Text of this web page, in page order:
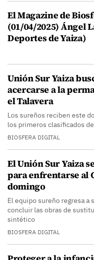
El Magazine de
(01/04/2025) Ángel
Deportes de Yaiza)
Unión Sur Yaiza
acercarse a la
el Talavera
Los sureños reciben este
los primeros clasificados
BIOSFERA DIGITAL
El Unión Sur Yaiza
para enfrentarse al
domingo
El equipo sureño regresa a
concluir las obras de
sintético
BIOSFERA DIGITAL